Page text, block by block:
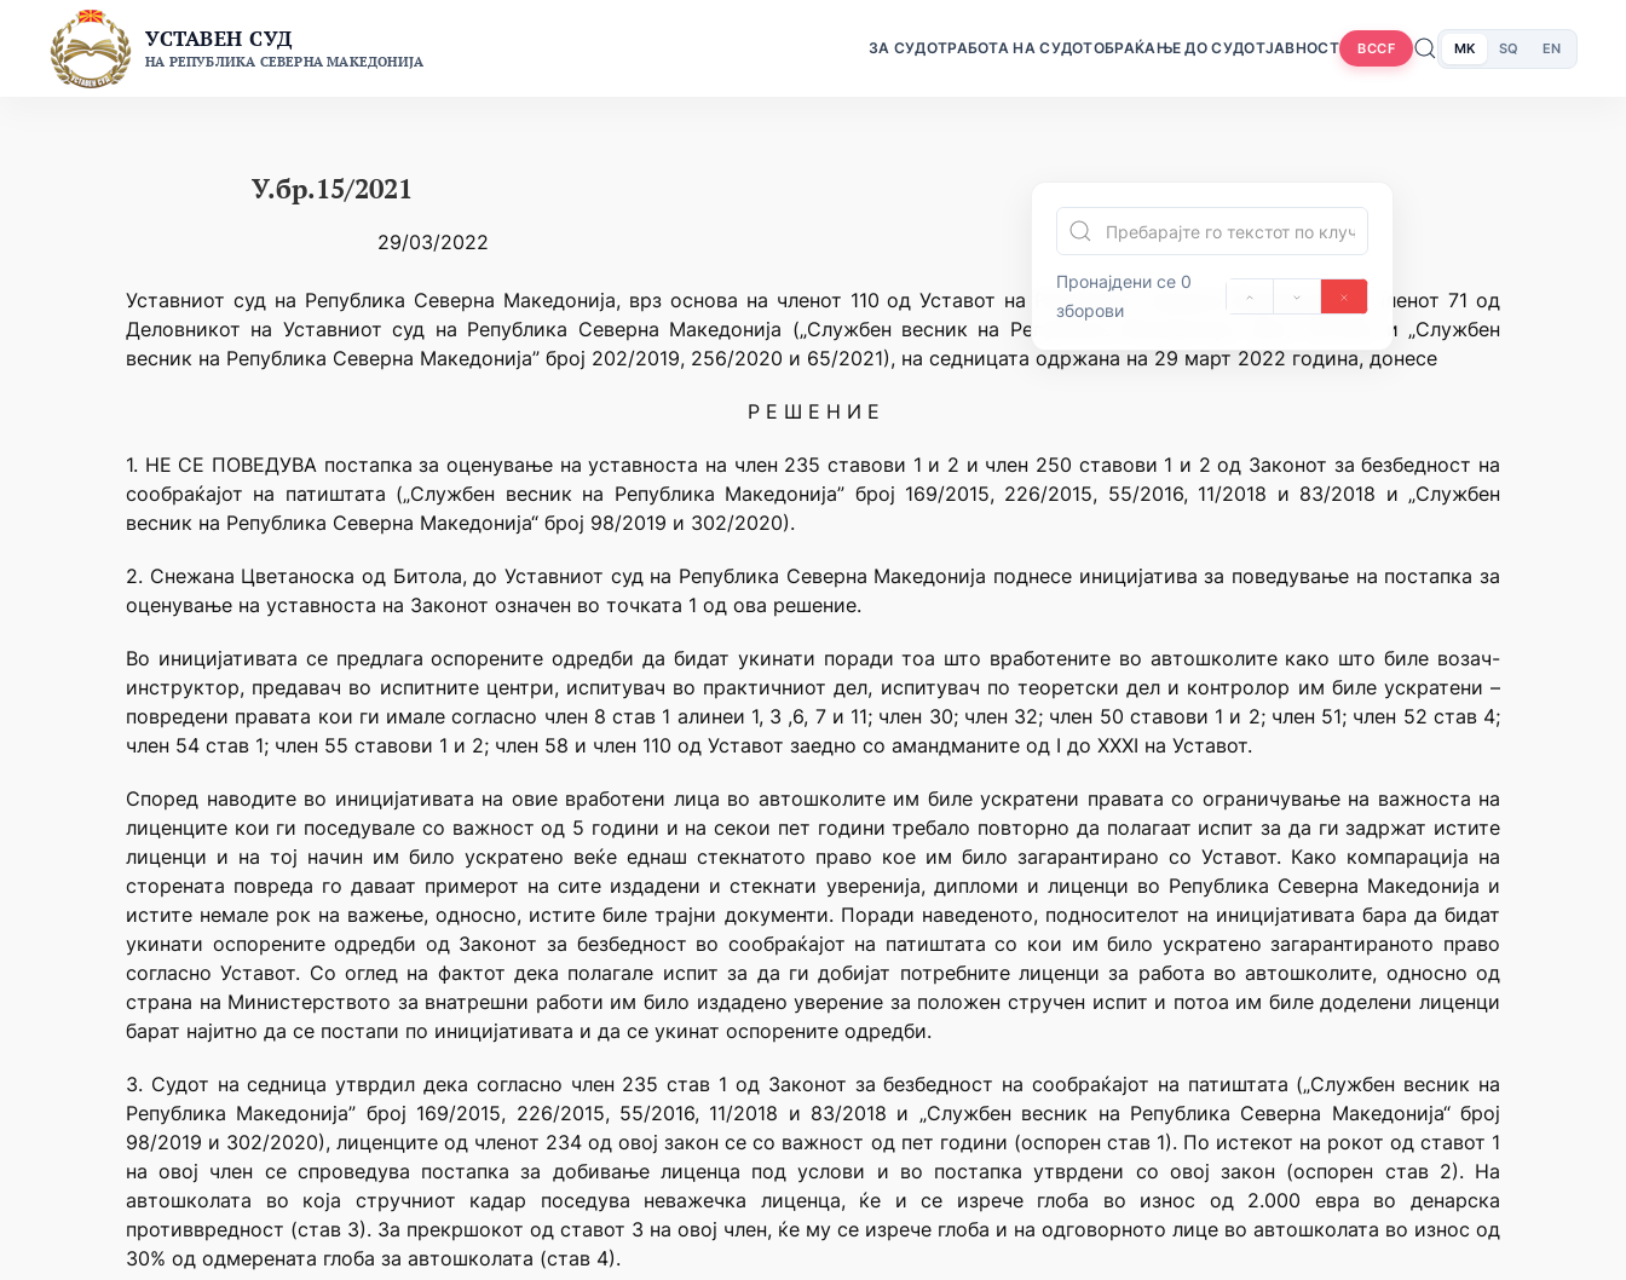
content
УСТАВЕН СУД
НА РЕПУБЛИКА СЕВЕРНА МАКЕДОНИЈА
ЗА СУДОТРАБОТА НА СУДОТОБРАЌАЊЕ ДО СУДОТЈАВНОСТ BCCF MK SQ EN
У.бр.15/2021
29/03/2022
Пронајдени се 0
зборови
Уставниот суд на Република Северна Македонија, врз основа на членот 110 од Уставот на Република Северна Македонија и членот 71 од
Деловникот на Уставниот суд на Република Северна Македонија („Службен весник на Република Македонија” број 70/1992 и „Службен
весник на Република Северна Македонија” број 202/2019, 256/2020 и 65/2021), на седницата одржана на 29 март 2022 година, донесе
Р Е Ш Е Н И Е
1. НЕ СЕ ПОВЕДУВА постапка за оценување на уставноста на член 235 ставови 1 и 2 и член 250 ставови 1 и 2 од Законот за безбедност на
сообраќајот на патиштата („Службен весник на Република Македонија” број 169/2015, 226/2015, 55/2016, 11/2018 и 83/2018 и „Службен
весник на Република Северна Македонија“ број 98/2019 и 302/2020).
2. Снежана Цветаноска од Битола, до Уставниот суд на Република Северна Македонија поднесе иницијатива за поведување на постапка за
оценување на уставноста на Законот означен во точката 1 од ова решение.
Во иницијативата се предлага оспорените одредби да бидат укинати поради тоа што вработените во автошколите како што биле возач-
инструктор, предавач во испитните центри, испитувач во практичниот дел, испитувач по теоретски дел и контролор им биле ускратени –
повредени правата кои ги имале согласно член 8 став 1 алинеи 1, 3 ,6, 7 и 11; член 30; член 32; член 50 ставови 1 и 2; член 51; член 52 став 4;
член 54 став 1; член 55 ставови 1 и 2; член 58 и член 110 од Уставот заедно со амандманите од I до XXXI на Уставот.
Според наводите во иницијативата на овие вработени лица во автошколите им биле ускратени правата со ограничување на важноста на
лиценците кои ги поседувале со важност од 5 години и на секои пет години требало повторно да полагаат испит за да ги задржат истите
лиценци и на тој начин им било ускратено веќе еднаш стекнатото право кое им било загарантирано со Уставот. Како компарација на
сторената повреда го даваат примерот на сите издадени и стекнати уверенија, дипломи и лиценци во Република Северна Македонија и
истите немале рок на важење, односно, истите биле трајни документи. Поради наведеното, подносителот на иницијативата бара да бидат
укинати оспорените одредби од Законот за безбедност во сообраќајот на патиштата со кои им било ускратено загарантираното право
согласно Уставот. Со оглед на фактот дека полагале испит за да ги добијат потребните лиценци за работа во автошколите, односно од
страна на Министерството за внатрешни работи им било издадено уверение за положен стручен испит и потоа им биле доделени лиценци
барат најитно да се постапи по иницијативата и да се укинат оспорените одредби.
3. Судот на седница утврдил дека согласно член 235 став 1 од Законот за безбедност на сообраќајот на патиштата („Службен весник на
Република Македонија” број 169/2015, 226/2015, 55/2016, 11/2018 и 83/2018 и „Службен весник на Република Северна Македонија“ број
98/2019 и 302/2020), лиценците од членот 234 од овој закон се со важност од пет години (оспорен став 1). По истекот на рокот од ставот 1
на овој член се спроведува постапка за добивање лиценца под услови и во постапка утврдени со овој закон (оспорен став 2). На
автошколата во која стручниот кадар поседува неважечка лиценца, ќе и се изрече глоба во износ од 2.000 евра во денарска
противвредност (став 3). За прекршокот од ставот 3 на овој член, ќе му се изрече глоба и на одговорното лице во автошколата во износ од
30% од одмерената глоба за автошколата (став 4).